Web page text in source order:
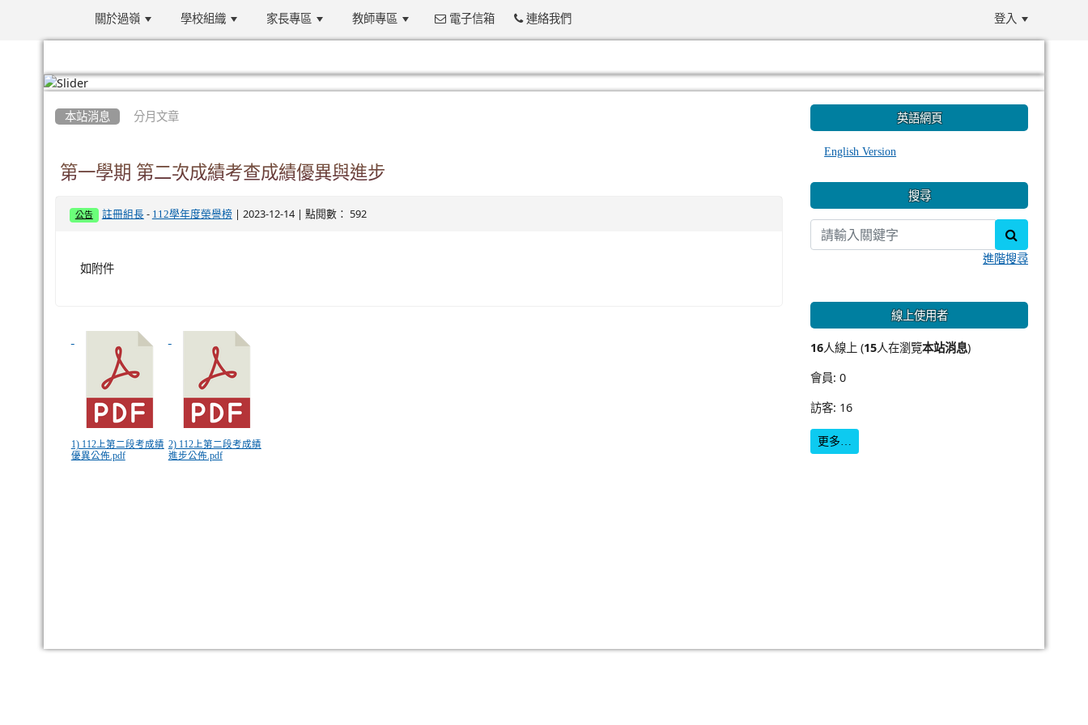
關於過嶺 學校組織 家長專區 教師專區 電子信箱 連絡我們 登入
本站消息 分月文章
第一學期 第二次成績考查成績優異與進步
公告 註冊組長- 112學年度榮譽榜| 2023-12-14 | 點閱數： 592
如附件
1) 112上第二段考成績
優異公佈.pdf
2) 112上第二段考成績
進步公佈.pdf
英語網頁
English Version
搜尋
進階搜尋
線上使用者
16人線上 (15人在瀏覽本站消息)
會員: 0
訪客: 16
更多…